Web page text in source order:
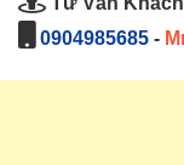
0904985685 -